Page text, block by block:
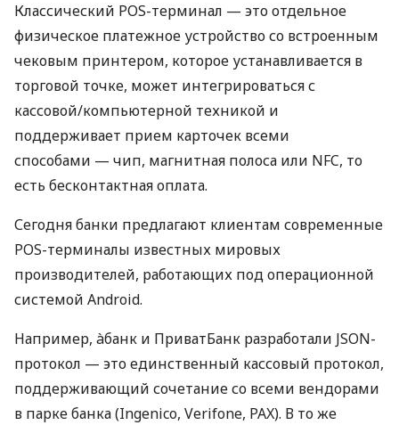
Классический POS-терминал — это отдельное
физическое платежное устройство со встроенным
чековым принтером, которое устанавливается в
торговой точке, может интегрироваться с
кассовой/компьютерной техникой и
поддерживает прием карточек всеми
способами — чип, магнитная полоса или NFC, то
есть бесконтактная оплата.
Сегодня банки предлагают клиентам современные
POS-терминалы известных мировых
производителей, работающих под операционной
системой Android.
Например, àбанк и ПриватБанк разработали JSON-
протокол — это единственный кассовый протокол,
поддерживающий сочетание со всеми вендорами
в парке банка (Ingenico, Verifone, PAX). В то же